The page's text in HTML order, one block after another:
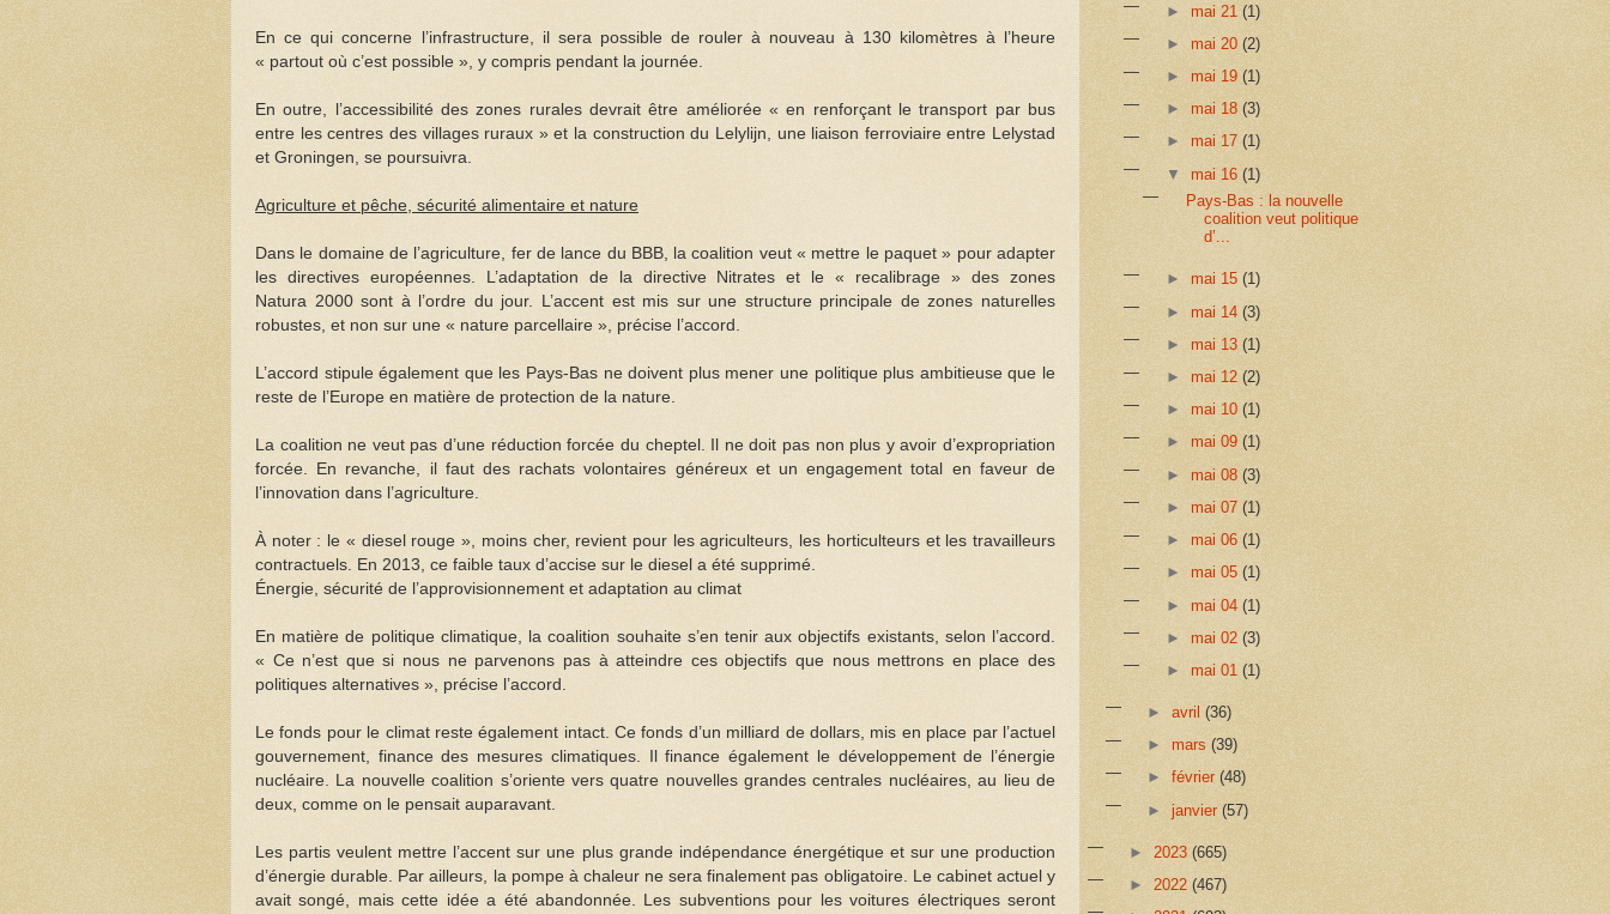
En ce qui concerne l’infrastructure, il sera possible de rouler à nouveau à 130 kilomètres à l’heure
« partout où c’est possible », y compris pendant la journée.
En outre, l’accessibilité des zones rurales devrait être améliorée « en renforçant le transport par bus
entre les centres des villages ruraux » et la construction du Lelylijn, une liaison ferroviaire entre Lelystad
et Groningen, se poursuivra.
Agriculture et pêche, sécurité alimentaire et nature
Dans le domaine de l’agriculture, fer de lance du BBB, la coalition veut « mettre le paquet » pour adapter
les directives européennes. L’adaptation de la directive Nitrates et le « recalibrage » des zones
Natura 2000 sont à l’ordre du jour. L’accent est mis sur une structure principale de zones naturelles
robustes, et non sur une « nature parcellaire », précise l’accord.
L’accord stipule également que les Pays-Bas ne doivent plus mener une politique plus ambitieuse que le
reste de l’Europe en matière de protection de la nature.
La coalition ne veut pas d’une réduction forcée du cheptel. Il ne doit pas non plus y avoir d’expropriation
forcée. En revanche, il faut des rachats volontaires généreux et un engagement total en faveur de
l’innovation dans l’agriculture.
À noter : le « diesel rouge », moins cher, revient pour les agriculteurs, les horticulteurs et les travailleurs
contractuels. En 2013, ce faible taux d’accise sur le diesel a été supprimé.
Énergie, sécurité de l’approvisionnement et adaptation au climat
En matière de politique climatique, la coalition souhaite s’en tenir aux objectifs existants, selon l’accord.
« Ce n’est que si nous ne parvenons pas à atteindre ces objectifs que nous mettrons en place des
politiques alternatives », précise l’accord.
Le fonds pour le climat reste également intact. Ce fonds d’un milliard de dollars, mis en place par l’actuel
gouvernement, finance des mesures climatiques. Il finance également le développement de l’énergie
nucléaire. La nouvelle coalition s’oriente vers quatre nouvelles grandes centrales nucléaires, au lieu de
deux, comme on le pensait auparavant.
Les partis veulent mettre l’accent sur une plus grande indépendance énergétique et sur une production
d’énergie durable. Par ailleurs, la pompe à chaleur ne sera finalement pas obligatoire. Le cabinet actuel y
avait songé, mais cette idée a été abandonnée. Les subventions pour les voitures électriques seront
► mai 21 (1)
► mai 20 (2)
► mai 19 (1)
► mai 18 (3)
► mai 17 (1)
▼ mai 16 (1)
Pays-Bas : la nouvelle
coalition veut politique
d’...
► mai 15 (1)
► mai 14 (3)
► mai 13 (1)
► mai 12 (2)
► mai 10 (1)
► mai 09 (1)
► mai 08 (3)
► mai 07 (1)
► mai 06 (1)
► mai 05 (1)
► mai 04 (1)
► mai 02 (3)
► mai 01 (1)
►avril(36)
► mars(39)
►février(48)
►janvier(57)
► 2023 (665)
► 2022 (467)